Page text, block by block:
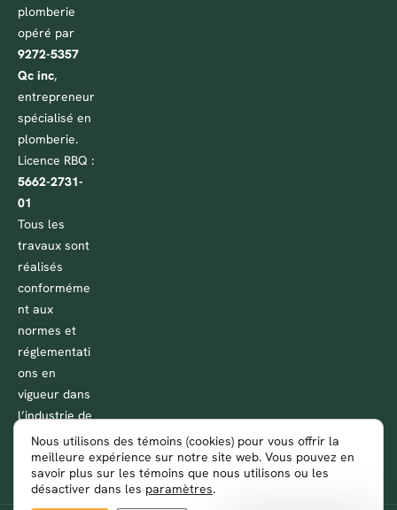
plomberie
opéré par
9272-5357
Qc inc,
entrepreneur
spécialisé en
plomberie.
Licence RBQ :
5662-2731-
01
Tous les
travaux sont
réalisés
conforméme
nt aux
normes et
réglementati
ons en
vigueur dans
l’industrie de
la plomberie
au Québec.
Nous utilisons des témoins (cookies) pour vous offrir la
meilleure expérience sur notre site web. Vous pouvez en
savoir plus sur les témoins que nous utilisons ou les
désactiver dans les paramètres.